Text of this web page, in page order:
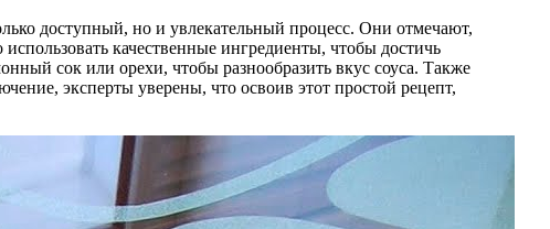
доступный, но и увлекательный процесс. Они отмечают,
качественные ингредиенты, чтобы достичь
сок или орехи, чтобы разнообразить вкус соуса. Также
эксперты уверены, что освоив этот простой рецепт,